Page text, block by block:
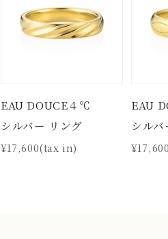
EAU DOUCE４℃
シルバー リング
¥17,600(tax in)
EAU
シル